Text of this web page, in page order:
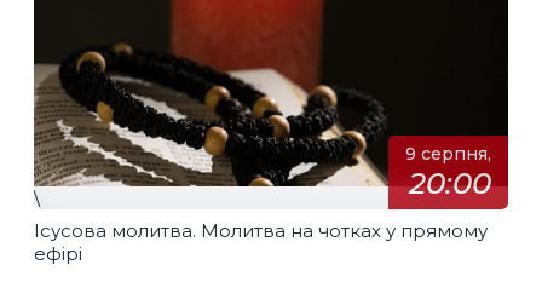
9 серпня,
20:00
\
Ісусова молитва. Молитва на чотках у прямому
ефірі